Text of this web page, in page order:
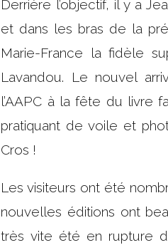
Derrière l’objectif, il y a
et dans les bras de la
Marie-France la fidèle
Lavandou. Le nouvel
l’AAPC à la fête du livre
pratiquant de voile et
Cros !
Les visiteurs ont été
nouvelles éditions ont
très vite été en rupture